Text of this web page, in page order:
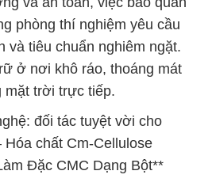
phòng thí nghiệm yêu cầu
và tiêu chuẩn nghiêm ngặt.
ở nơi khô ráo, thoáng mát
mặt trời trực tiếp.
đối tác tuyệt vời cho
chất Cm-Cellulose
Đặc CMC Dạng Bột**